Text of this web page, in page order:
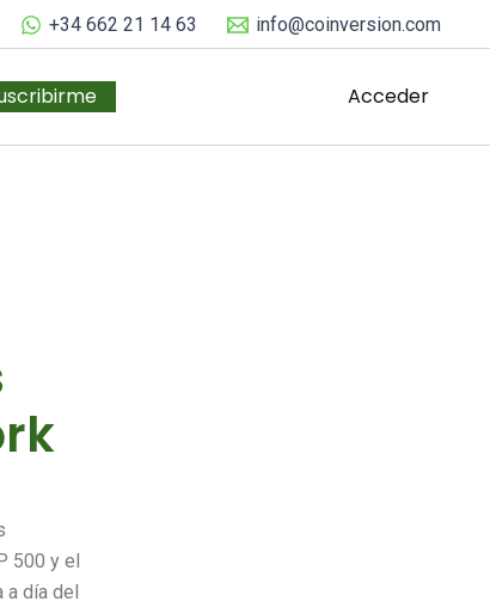
+34 662 21 14 63 info@coinversion.com
Acceder
500 y el
a día del